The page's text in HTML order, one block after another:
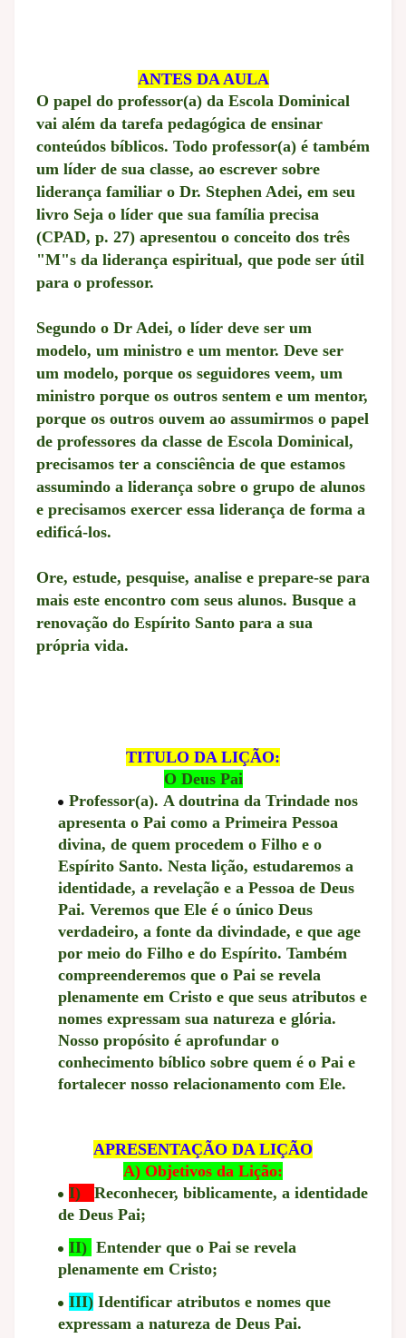
ANTES DA AULA
O papel do professor(a) da Escola Dominical
vai além da tarefa pedagógica de ensinar
conteúdos bíblicos. Todo professor(a) é também
um líder de sua classe, ao escrever sobre
liderança familiar o Dr. Stephen Adei, em seu
livro Seja o líder que sua família precisa
(CPAD, p. 27) apresentou o conceito dos três
"M"s da liderança espiritual, que pode ser útil
para o professor.
Segundo o Dr Adei, o líder deve ser um
modelo, um ministro e um mentor. Deve ser
um modelo, porque os seguidores veem, um
ministro porque os outros sentem e um mentor,
porque os outros ouvem ao assumirmos o papel
de professores da classe de Escola Dominical,
precisamos ter a consciência de que estamos
assumindo a liderança sobre o grupo de alunos
e precisamos exercer essa liderança de forma a
edificá-los.
Ore, estude, pesquise, analise e prepare-se para
mais este encontro com seus alunos. Busque a
renovação do Espírito Santo para a sua
própria vida.
TITULO DA LIÇÃO:
O Deus Pai
Professor(a). A doutrina da Trindade nos
apresenta o Pai como a Primeira Pessoa
divina, de quem procedem o Filho e o
Espírito Santo. Nesta lição, estudaremos a
identidade, a revelação e a Pessoa de Deus
Pai. Veremos que Ele é o único Deus
verdadeiro, a fonte da divindade, e que age
por meio do Filho e do Espírito. Também
compreenderemos que o Pai se revela
plenamente em Cristo e que seus atributos e
nomes expressam sua natureza e glória.
Nosso propósito é aprofundar o
conhecimento bíblico sobre quem é o Pai e
fortalecer nosso relacionamento com Ele.
APRESENTAÇÃO DA LIÇÃO
A) Objetivos da Lição:
I) Reconhecer, biblicamente, a identidade
de Deus Pai;
II) Entender que o Pai se revela
plenamente em Cristo;
III) Identificar atributos e nomes que
expressam a natureza de Deus Pai.